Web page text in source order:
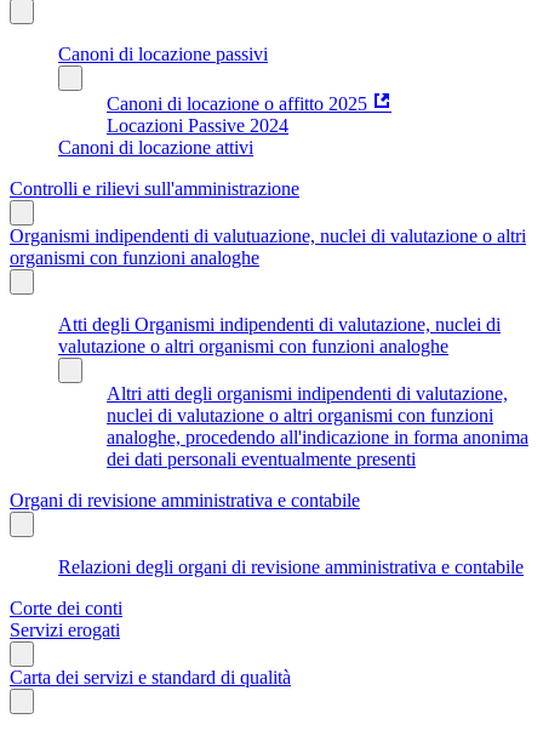
Canoni di locazione passivi
Canoni di locazione o affitto 2025
Locazioni Passive 2024
Canoni di locazione attivi
Controlli e rilievi sull'amministrazione
Organismi indipendenti di valutuazione, nuclei di valutazione o altri
organismi con funzioni analoghe
Atti degli Organismi indipendenti di valutazione, nuclei di
valutazione o altri organismi con funzioni analoghe
Altri atti degli organismi indipendenti di valutazione,
nuclei di valutazione o altri organismi con funzioni
analoghe, procedendo all'indicazione in forma anonima
dei dati personali eventualmente presenti
Organi di revisione amministrativa e contabile
Relazioni degli organi di revisione amministrativa e contabile
Corte dei conti
Servizi erogati
Carta dei servizi e standard di qualità